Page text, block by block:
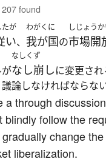
found
たが
い、
わがくに
我が国の
しじょう
市場開
なしくず
なし崩しに変更さ
論しなければならない
a through
blindly follow the
change
liberalization.